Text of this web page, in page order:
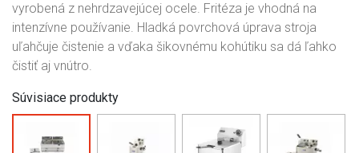
vyrobená z nehrdzavejúcej ocele. Fritéza je vhodná na
intenzívne používanie. Hladká povrchová úprava stroja
uľahčuje čistenie a vďaka šikovnému kohútiku sa dá ľahko
čistiť aj vnútro.
Súvisiace produkty